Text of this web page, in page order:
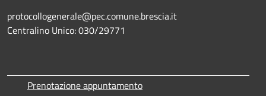
protocollogenerale@pec.comune.brescia.it
Centralino Unico: 030/29771
Prenotazione appuntamento